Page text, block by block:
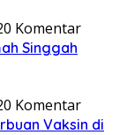
0 Komentar
Singgah
0 Komentar
Vaksin di